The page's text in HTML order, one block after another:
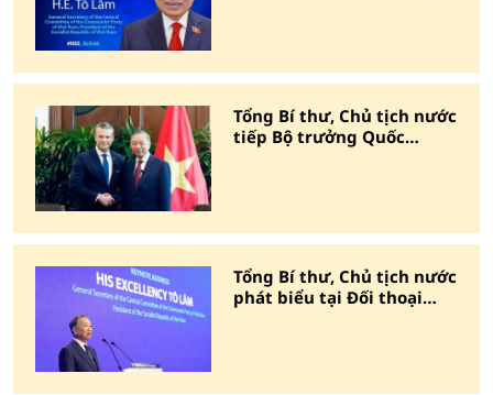
Tổng Bí thư, Chủ tịch nước
tiếp Bộ trưởng Quốc
Tổng Bí thư, Chủ tịch nước
phát biểu tại Đối thoại